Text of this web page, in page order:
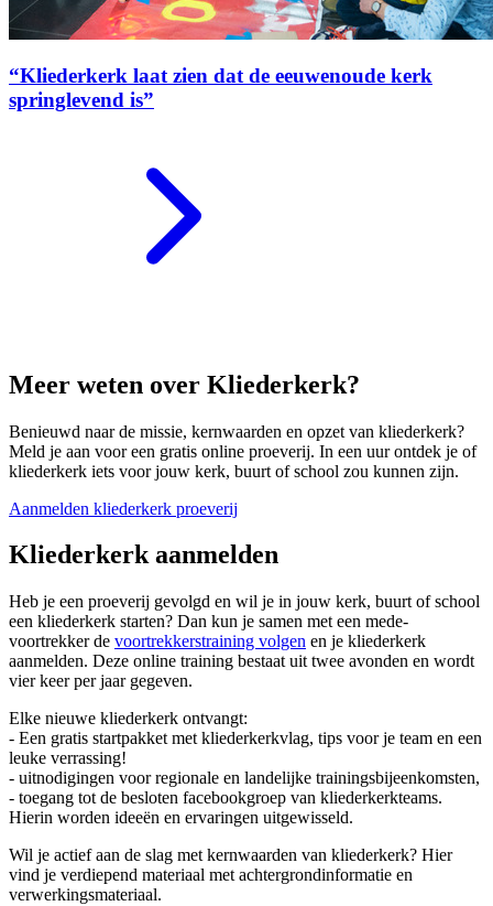
“Kliederkerk laat zien dat de eeuwenoude kerk
springlevend is”
Meer weten over Kliederkerk?
Benieuwd naar de missie, kernwaarden en opzet van kliederkerk?
Meld je aan voor een gratis online proeverij. In een uur ontdek je of
kliederkerk iets voor jouw kerk, buurt of school zou kunnen zijn.
Aanmelden kliederkerk proeverij
Kliederkerk aanmelden
Heb je een proeverij gevolgd en wil je in jouw kerk, buurt of school
een kliederkerk starten? Dan kun je samen met een mede-
voortrekker de voortrekkerstraining volgen en je kliederkerk
aanmelden. Deze online training bestaat uit twee avonden en wordt
vier keer per jaar gegeven.
Elke nieuwe kliederkerk ontvangt:
- Een gratis startpakket met kliederkerkvlag, tips voor je team en een
leuke verrassing!
- uitnodigingen voor regionale en landelijke trainingsbijeenkomsten,
- toegang tot de besloten facebookgroep van kliederkerkteams.
Hierin worden ideeën en ervaringen uitgewisseld.
Wil je actief aan de slag met kernwaarden van kliederkerk? Hier
vind je verdiepend materiaal met achtergrondinformatie en
verwerkingsmateriaal.